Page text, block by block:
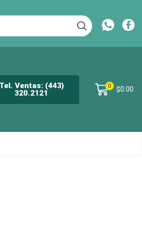
Tel. Ventas: (443)
320.2121
0 $0.00